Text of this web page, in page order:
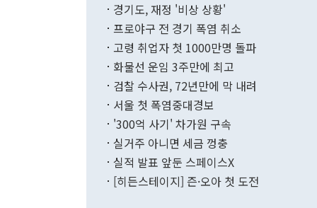
무너졌다고
함께 4자 대
"우리의 선
며 월간 기
196.9% 급
수출은
기록했지만
로 전환됐다.
경기도, 재정 '비상 상황'
프로야구 전 경기 폭염 취소
고령 취업자 첫 1000만명 돌파
화물선 운임 3주만에 최고
검찰 수사권, 72년만에 막 내려
서울 첫 폭염중대경보
'300억 사기' 차가원 구속
실거주 아니면 세금 껑충
실적 발표 앞둔 스페이스X
[히든스테이지] 즌·오아 첫 도전